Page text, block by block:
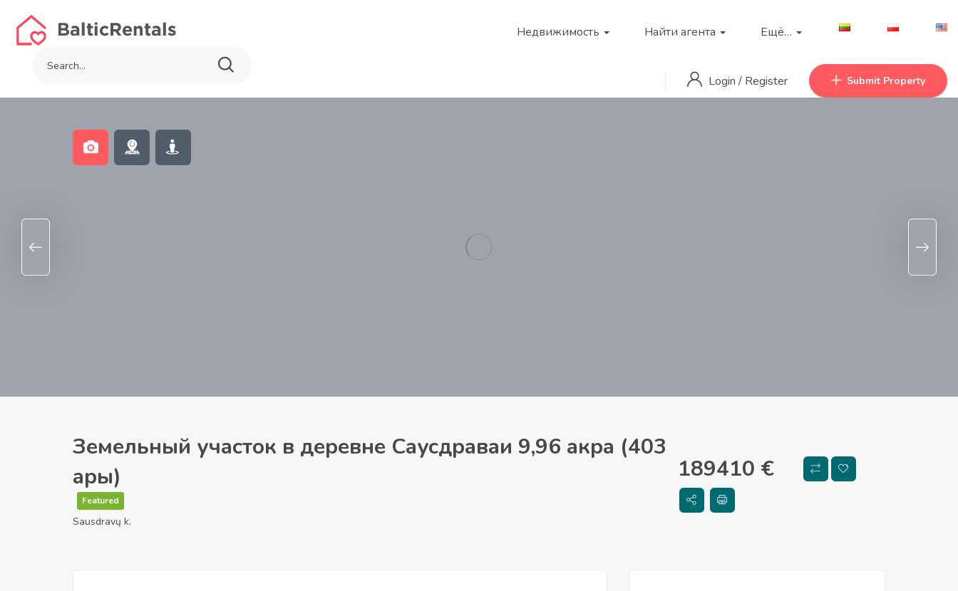
Недвижимость Найти агента Ещё…
Login / Register Submit Property
Земельный участок в деревне Саусдраваи 9,96 акра (403
ары)
Featured
Sausdravų k.
189410 €